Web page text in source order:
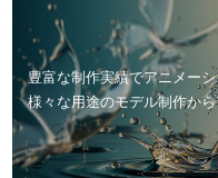
豊富な制作実績でアニメー
様々な用途のモデル制作か